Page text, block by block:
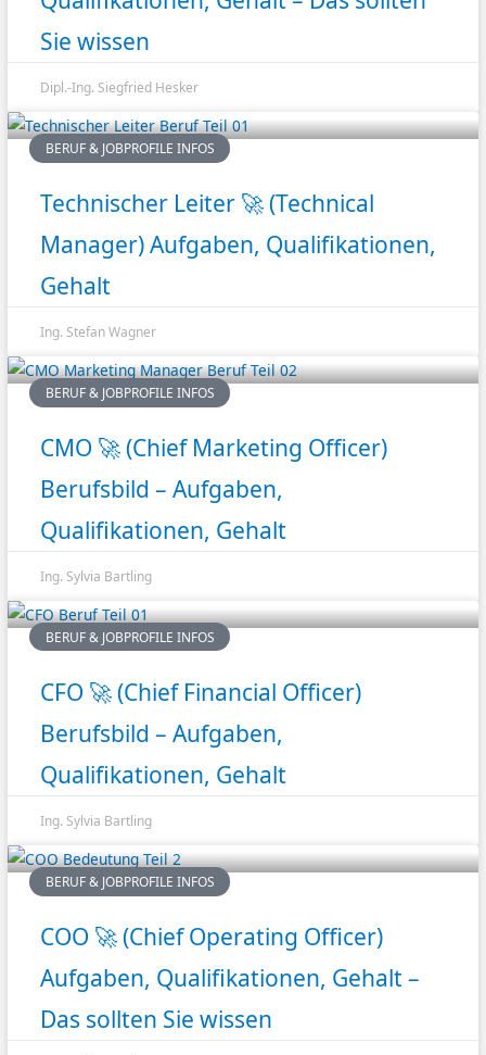
Sie wissen
Dipl.-Ing. Siegfried Hesker
BERUF & JOBPROFILE INFOS
Technischer Leiter 🚀 (Technical
Manager) Aufgaben, Qualifikationen,
Gehalt
Ing. Stefan Wagner
BERUF & JOBPROFILE INFOS
CMO 🚀 (Chief Marketing Officer)
Berufsbild – Aufgaben,
Qualifikationen, Gehalt
Ing. Sylvia Bartling
BERUF & JOBPROFILE INFOS
CFO 🚀 (Chief Financial Officer)
Berufsbild – Aufgaben,
Qualifikationen, Gehalt
Ing. Sylvia Bartling
BERUF & JOBPROFILE INFOS
COO 🚀 (Chief Operating Officer)
Aufgaben, Qualifikationen, Gehalt –
Das sollten Sie wissen